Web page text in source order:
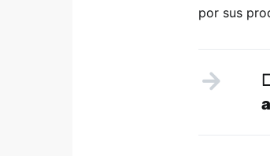
por sus